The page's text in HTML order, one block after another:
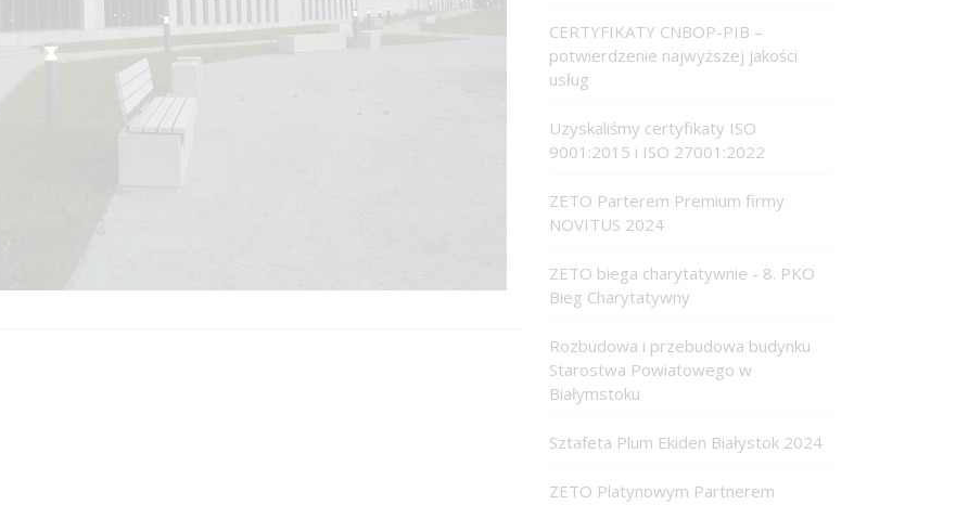
CERTYFIKATY CNBOP-PIB –
potwierdzenie najwyższej jakości
usług
Uzyskaliśmy certyfikaty ISO
9001:2015 i ISO 27001:2022
ZETO Parterem Premium firmy
NOVITUS 2024
ZETO biega charytatywnie - 8. PKO
Bieg Charytatywny
Rozbudowa i przebudowa budynku
Starostwa Powiatowego w
Białymstoku
Sztafeta Plum Ekiden Białystok 2024
ZETO Platynowym Partnerem